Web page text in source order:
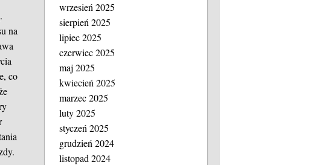
na
co
wrzesień 2025
sierpień 2025
lipiec 2025
czerwiec 2025
maj 2025
kwiecień 2025
marzec 2025
luty 2025
styczeń 2025
grudzień 2024
listopad 2024